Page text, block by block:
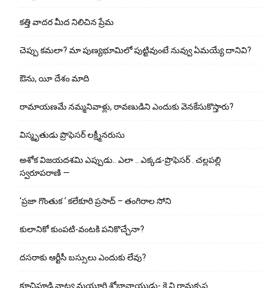
కత్తి వాదర మీద నిలిచిన ప్రేమ
చెప్పు క‌మ‌లా? మా పుణ్యభూమిలో పుట్టివుంటే నువ్వు ఏమయ్యే దానివి?
ఔను, యీ దేశం మాది
రామాయణమే నమ్మనివాళ్లు, రావణుడిని ఎందుకు వెనకేసుకొస్తారు?
విస్మృతుడు ప్రొఫెసర్ లక్ష్మీనరుసు
అశోక విజ‌య‌ద‌శ‌మి ఎప్పుడు.. ఎలా .. ఎక్క‌డ‌-ప్రొఫెసర్ . చల్లపల్లి
స్వరూపరాణి —
‘ప్రజా గొంతుక ‘ కలేకూరి ప్రసాద్ – తంగిరాల సోని
కులానికో కుంప‌టి-వంట‌కి ప‌నికొచ్చేనా?
ద‌స‌రాకు ఆర్టీసీ బ‌స్సులు ఎందుకు లేవు?
కూచిపూడి నాట్య మ‌యూరి శోభానాయుడు- కె.వి.రామకృష్ణ